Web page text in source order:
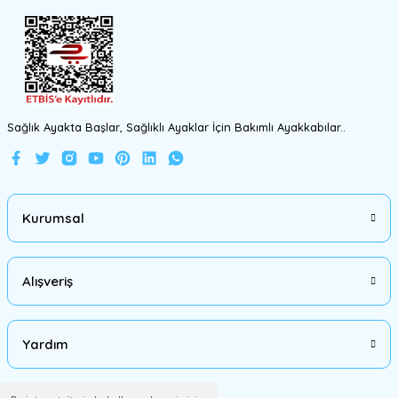
Sağlık Ayakta Başlar, Sağlıklı Ayaklar İçin Bakımlı Ayakkabılar..
Kurumsal
Alışveriş
Yardım